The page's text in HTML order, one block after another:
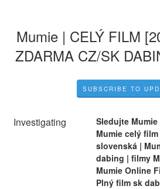
Mumie | CELÝ FILM
ZDARMA CZ/SK
SUBSCRIBE TO
Investigating
Sledujte
Mumie celý
slovenská |
dabing | filmy
Mumie Online
Plný film sk